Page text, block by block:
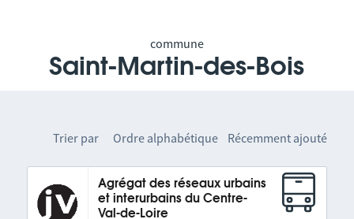
commune
Saint-Martin-des-Bois
Trier par Ordre alphabétique Récemment ajouté
Agrégat des réseaux urbains
et interurbains du Centre-
Val-de-Loire